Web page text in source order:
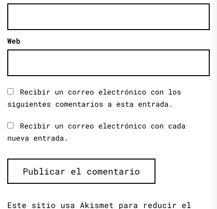
Web
Recibir un correo electrónico con los
siguientes comentarios a esta entrada.
Recibir un correo electrónico con cada
nueva entrada.
Este sitio usa Akismet para reducir el